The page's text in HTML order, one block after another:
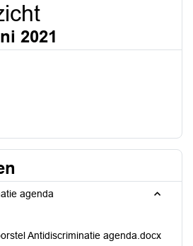
2021
agenda
Antidiscriminatie agenda.docx